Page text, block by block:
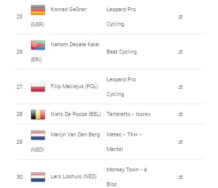
25
Konrad Geßner
(GER)
Leopard Pro
Cycling
zt
26
Nahom Desale Kalei
(ERI)
Beat Cycling zt
27 Filip Maciejuk (POL)
Leopard Pro
Cycling
zt
28 Niels De Rooze (BEL) Tarteletto - Isorex zt
29
Marijn Van Den Berg
(NED)
Metec - TKH -
Mantel
zt
30 Lars Loohuis (NED)
Monkey Town - à
Bloc
zt